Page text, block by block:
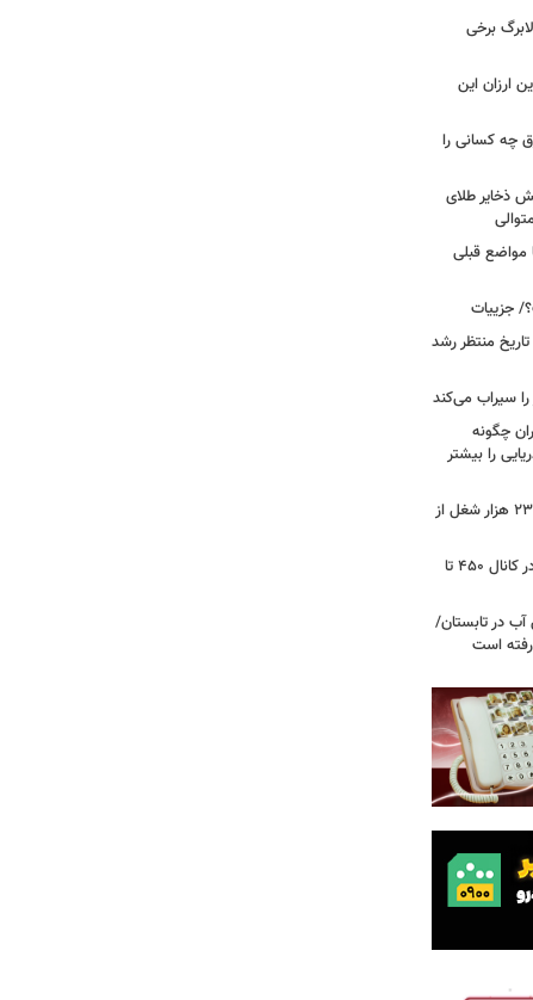
برخی
ارزان این
چه کسانی را
ذخایر طلای
مواضع قبلی
جزییات
منتظر رشد
چگونه
را بیشتر
شوک به بازار کار آمریکا/ اقتصاد امریکا ۲۳ هزار شغل از
گزارشی از بازار برنج؛ قیمت‌ها همچنان در کانال ۴۵۰ تا
آب در تابستان/
رفته است